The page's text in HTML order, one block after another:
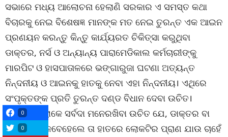
ସଭାରେ ମଧ୍ୟ ଆଲୋଚନା ହେଲାଣି ସରକାର ଏ ସମସ୍ତ କଥା
ବିଚାରକୁ ନେଇ ବିଶେଷଜ୍ଞ ମାନଙ୍କ ମତ ନେଇ ତୁରନ୍ତ ଏକ ଆଇନ
ପ୍ରଣୟନ କରନ୍ତୁ କିନ୍ତୁ କାର୍ଯ୍ୟରତ ଚିକିତ୍ସା କରୁଥିବା
ଡାକ୍ତର, ନର୍ସ ଓ ଅନ୍ୟାନ୍ୟ ପାରାମେଡିକାଲ କର୍ମଚାରୀଙ୍କୁ
ମାରପିଟ ଓ ହାସପାତାଳରେ ଭଙ୍ଗାରୁଜା ଘଟଣା ଅତ୍ୟନ୍ତ
ନିନ୍ଦନୀୟ ଓ ଆଇନକୁ ହାତକୁ ନେବା ଏହା ନିନ୍ଦନୀୟ। ଏଥିରେ
ସଂପୃକ୍ତଙ୍କ ପ୍ରତି ତୁରନ୍ତ ଦଣ୍ଡ ବିଧାନ ଦେବା ଉଚିତ।
ସାଧାରଣ ଲୋକେ ସର୍ବଦା ମନେରଖିବା ଉଚିତ ଯେ, ଡାକ୍ତର ବା
ଚିକିତ୍ସକ କେବେହେଲେ ତା ହାତରେ ଲୋକଟିର ପ୍ରାଣ ଯାଉ ଚାହେଁ
0
0